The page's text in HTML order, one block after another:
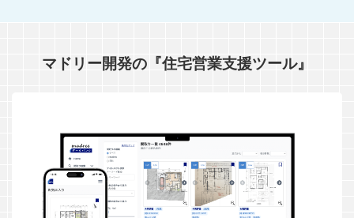
マドリー開発の『住宅営業支援ツール』